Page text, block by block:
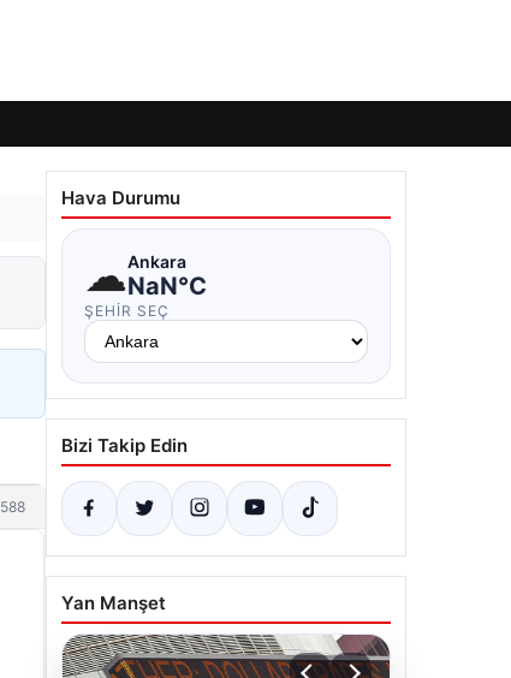
Hava Durumu
☁Ankara
NaN°C
ŞEHIR SEÇ
Bizi Takip Edin
Yan Manşet